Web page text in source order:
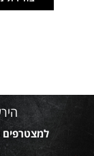
למצטרפים חדשים 10 אחוז